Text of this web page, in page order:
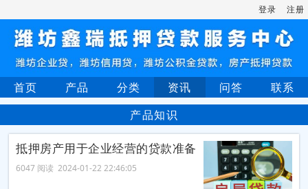
登录 注册
首页 产品 分类 资讯 问答
联系
产品知识
抵押房产用于企业经营的贷款准备
6047 阅读 2024-01-22 22:46:05